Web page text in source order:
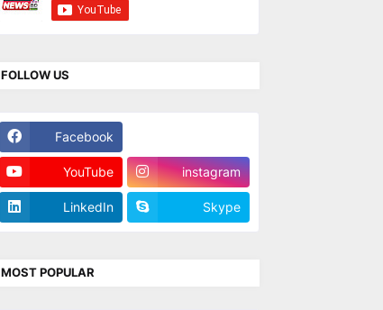
FOLLOW US
Facebook
YouTube instagram
LinkedIn Skype
MOST POPULAR